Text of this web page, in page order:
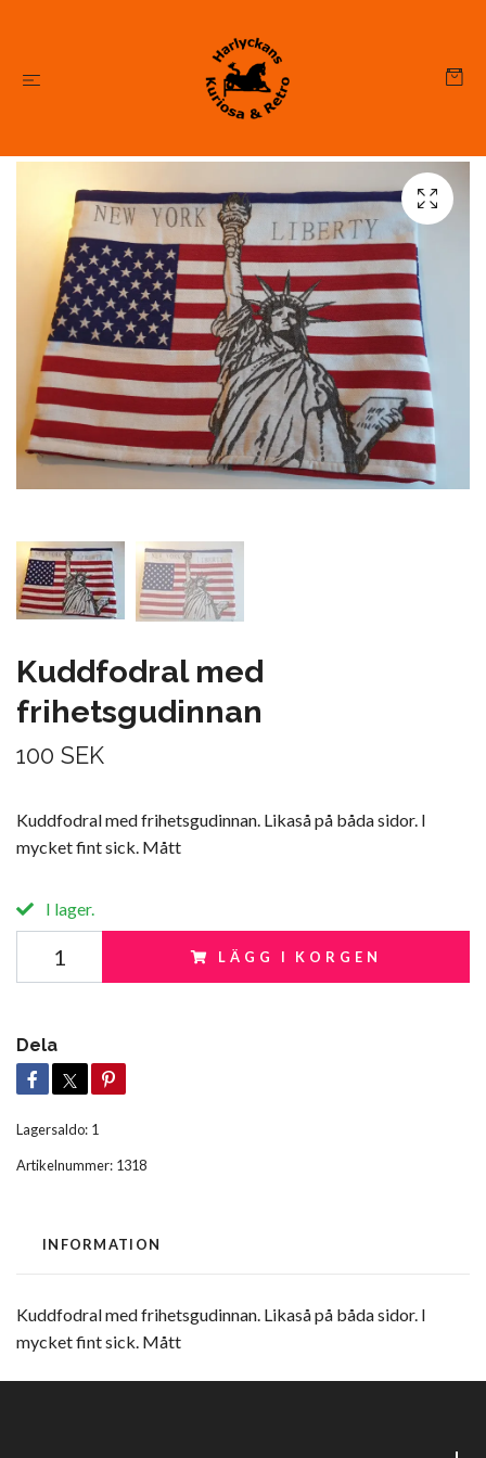
Kuddfodral med
frihetsgudinnan
100 SEK
Kuddfodral med frihetsgudinnan. Likaså på båda sidor. I
mycket fint sick. Mått
I lager.
LÄGG I KORGEN
Dela
Lagersaldo: 1
Artikelnummer: 1318
INFORMATION
Kuddfodral med frihetsgudinnan. Likaså på båda sidor. I
mycket fint sick. Mått